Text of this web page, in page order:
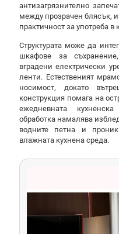
антизагрязнително
между прозрачен блясък,
практичност за употреба в
Структурата може да
шкафове за
вградени електрически
ленти. Естественият
носимост, докато
конструкция помага на
ежедневната
обработка намалява
водните петна и
влажната кухнена среда.